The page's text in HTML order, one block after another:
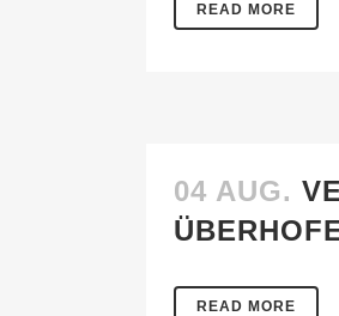
READ MORE
04 AUG.
READ MORE